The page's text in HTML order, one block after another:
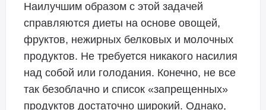
Наилучшим образом с этой задачей
справляются диеты на основе овощей,
фруктов, нежирных белковых и молочных
продуктов. Не требуется никакого насилия
над собой или голодания. Конечно, не все
так безоблачно и список «запрещенных»
продуктов достаточно широкий. Однако,